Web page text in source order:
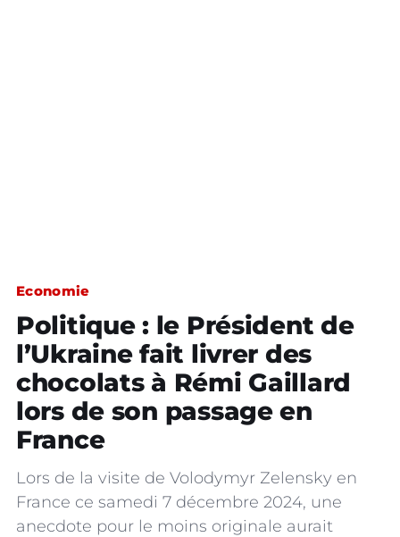
Economie
Politique : le Président de
l’Ukraine fait livrer des
chocolats à Rémi Gaillard
lors de son passage en
France
Lors de la visite de Volodymyr Zelensky en
France ce samedi 7 décembre 2024, une
anecdote pour le moins originale aurait